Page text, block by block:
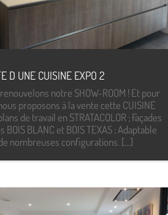
D UNE CUISINE EXPO 2
notre SHOW-ROOM ! Et pour
proposons à la vente cette CUISINE
de travail en STRATACOLOR ; Façades
BOIS BLANC et BOIS TEXAS ; Adaptable
nombreuses configurations. [...]